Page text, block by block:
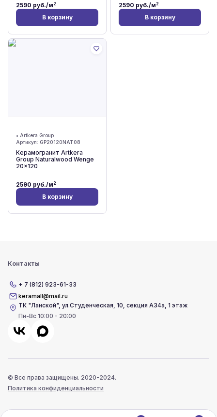
2590 руб./м2
В корзину
2590 руб./м2
В корзину
• Artkera Group
Артикул: GP20120NAT08
Керамогранит Artkera
Group Naturalwood Wenge
20x120
2590 руб./м2
В корзину
Контакты
+ 7 (812) 923-61-33
keramall@mail.ru
ТК "Ланской",ул.Студенческая, 10, секция А34а, 1 этаж
Пн-Вс 10:00 - 20:00
© Все права защищены. 2020-2024.
Политика конфиденциальности